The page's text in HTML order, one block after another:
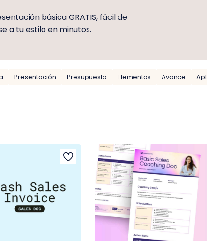
básica GRATIS, fácil de
a tu estilo en minutos.
Presentación Presupuesto Elementos Avance